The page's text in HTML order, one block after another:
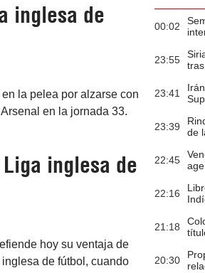
inglesa de
la pelea por alzarse con
en la jornada 33.
inglesa de
hoy su ventaja de
de fútbol, cuando
00:02
23:55
23:41
23:39
de
22:45
22:16
21:18
20:30